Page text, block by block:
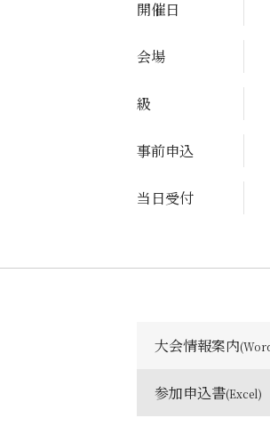
開催日
会場
級
事前申込
当日受付
大会情報案内
参加申込書